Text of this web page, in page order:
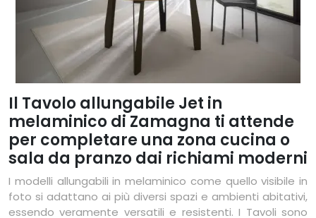
Il Tavolo allungabile Jet in
melaminico di Zamagna ti attende
per completare una zona cucina o
sala da pranzo dai richiami moderni
I modelli allungabili in melaminico come quello visibile in
foto si adattano ai più diversi spazi e ambienti abitativi,
essendo veramente versatili e resistenti. I Tavoli sono